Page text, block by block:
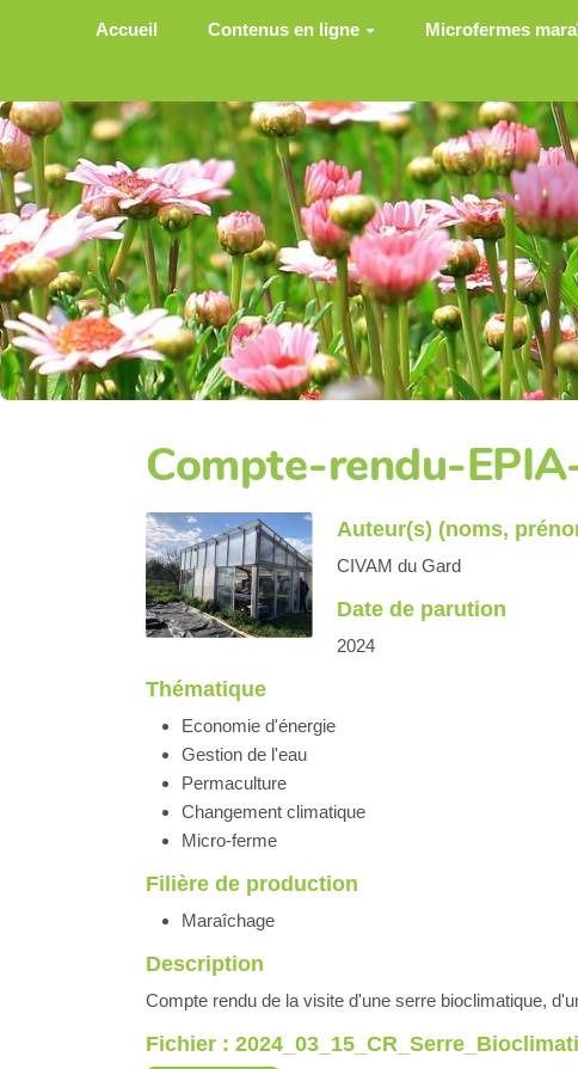
Aller au contenu principal
Accueil Contenus en ligne Microfermes
Compte-rendu-
Auteur(s) (noms,
CIVAM du Gard
Date de parution
2024
Thématique
Economie d'énergie
Gestion de l'eau
Permaculture
Changement climatique
Micro-ferme
Filière de production
Maraîchage
Description
Compte rendu de la visite d'une serre bioclimatique,
Fichier :